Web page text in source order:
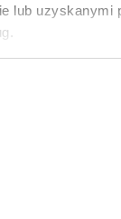
lub uzyskanymi
projekty
pracą zawodową
kariery w branży